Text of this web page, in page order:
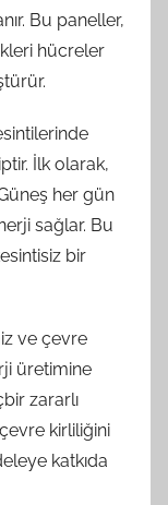
Bu paneller,
hücreler
İlk olarak,
her gün
sağlar. Bu
bir
ve çevre
üretimine
zararlı
kirliliğini
katkıda